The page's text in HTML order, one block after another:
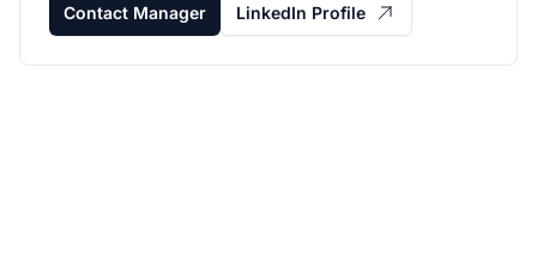
Contact Manager LinkedIn Profile